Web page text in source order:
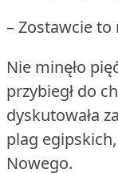
– Zostawcie to
Nie minęło
przybiegł do
dyskutowała
plag
Nowego.